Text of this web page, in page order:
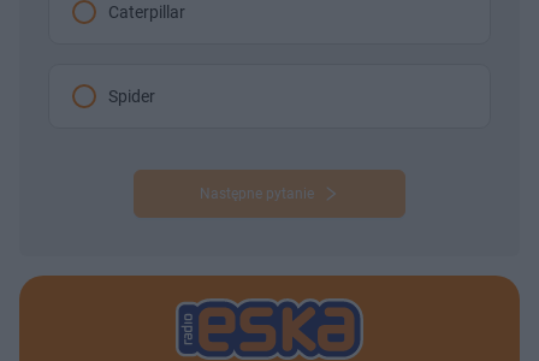
Caterpillar
Spider
Następne pytanie